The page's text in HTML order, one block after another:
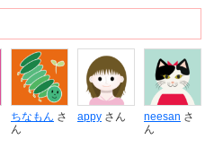
ちなもん さ
ん
appy さん neesan さ
ん